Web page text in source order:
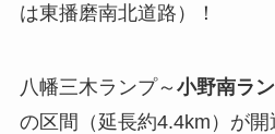
は東播磨南北道路）！
八幡三木ランプ～ 小野南ラ
の区間（延長約4.4km）が